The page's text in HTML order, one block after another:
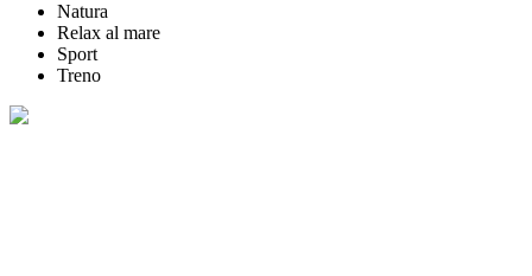
Natura
Relax al mare
Sport
Treno